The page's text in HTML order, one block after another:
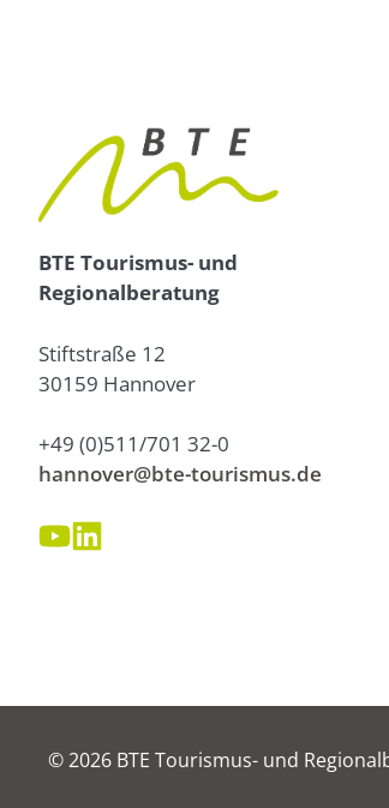
BTE Tourismus- und
Regionalberatung
Stiftstraße 12
30159 Hannover
+49 (0)511/701 32-0
hannover@bte-tourismus.de
© 2026 BTE Tourismus- und